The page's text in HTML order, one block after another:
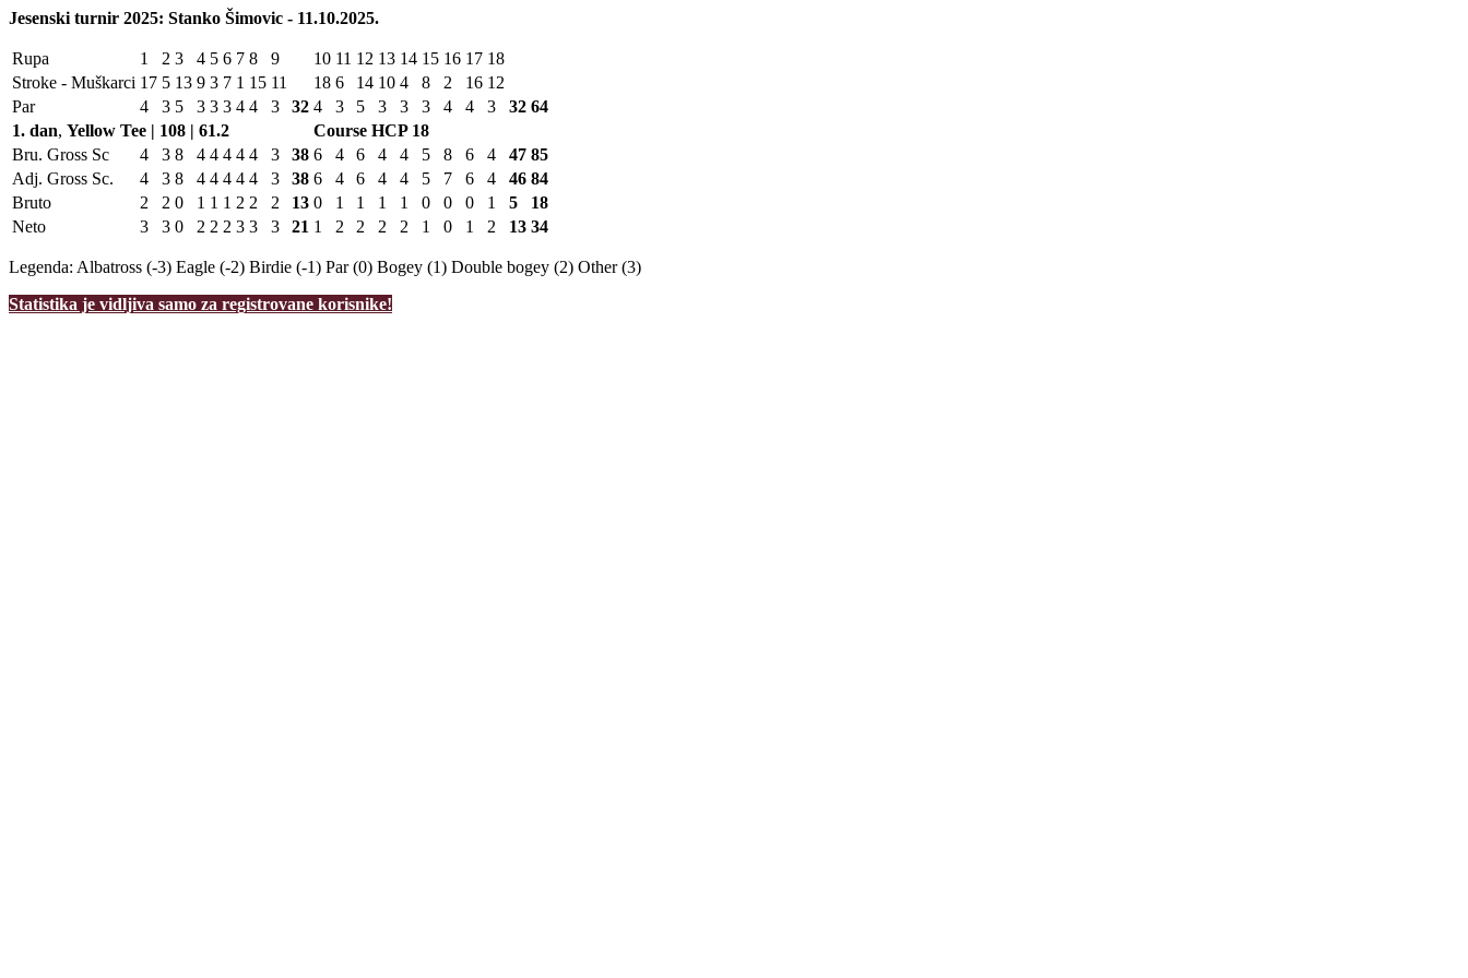
Jesenski turnir 2025: Stanko Šimovic - 11.10.2025.
Rupa 1 2 3 4 5 6 7 8 9 10 11 12 13 14 15 16 17 18
Stroke - Muškarci 17 5 13 9 3 7 1 15 11 18 6 14 10 4 8 2 16 12
Par
4 3 5 3 3 3 4 4 3 32 4 3 5 3 3 3 4 4 3 32 64
1. dan, Yellow Tee | 108 | 61.2 Course HCP 18
Bru. Gross Sc
4 3 8 4 4 4 4 4 3 38 6 4 6 4 4 5 8 6 4 47 85
Adj. Gross Sc.
4 3 8 4 4 4 4 4 3 38 6 4 6 4 4 5 7 6 4 46 84
Bruto
2 2 0 1 1 1 2 2 2 13 0 1 1 1 1 0 0 0 1 5
18
Neto
3 3 0 2 2 2 3 3 3 21 1 2 2 2 2 1 0 1 2 13 34
Legenda: Albatross (-3) Eagle (-2) Birdie (-1) Par (0) Bogey (1) Double bogey (2) Other (3)
Statistika je vidljiva samo za registrovane korisnike!